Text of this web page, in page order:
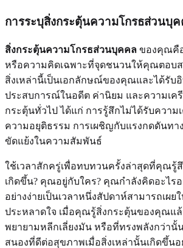
การระบุสิ่งกระตุ้นความโกรธส่วนบุ
สิ่งกระตุ้นความโกรธส่วนบุคคล ของคุณคื
หรือความคิดเฉพาะที่จุดชนวนให้คุณตอบ
สิ่งเหล่านี้เป็นเอกลักษณ์ของคุณและได้รับ
ประสบการณ์ในอดีต ค่านิยม และความเค
กระตุ้นทั่วไป ได้แก่ การรู้สึกไม่ได้รับความ
ความอยุติธรรม การเผชิญกับแรงกดดันทา
ขัดแย้งในความสัมพันธ์
ใช้เวลาสักครู่เพื่อทบทวนครั้งล่าสุดที่คุณรู้
เกิดขึ้น? คุณอยู่กับใคร? คุณกำลังคิดอะไร
อย่างง่ายเป็นเวลาหนึ่งสัปดาห์สามารถเผย
ประหลาดใจ เมื่อคุณรู้สิ่งกระตุ้นของคุณแ
พยายามหลีกเลี่ยงมัน หรือที่ทรงพลังกว่านั้
สนองที่ดีต่อสุขภาพเมื่อสิ่งเหล่านั้นเกิดขึ้นอ